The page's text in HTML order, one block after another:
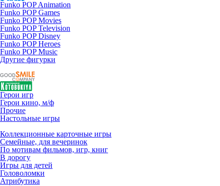
Funko POP Animation
Funko POP Games
Funko POP Movies
Funko POP Television
Funko POP Disney
Funko POP Heroes
Funko POP Music
Другие фигурки
Герои игр
Герои кино, м/ф
Прочие
Настольные игры
Коллекционные карточные игры
Семейные, для вечеринок
По мотивам фильмов, игр, книг
В дорогу
Игры для детей
Головоломки
Атрибутика